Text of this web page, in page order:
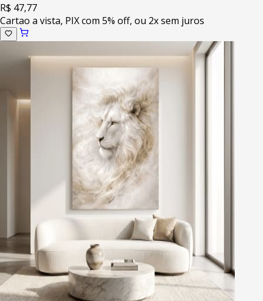
R$ 47,77
Cartao a vista, PIX com 5% off, ou 2x sem juros